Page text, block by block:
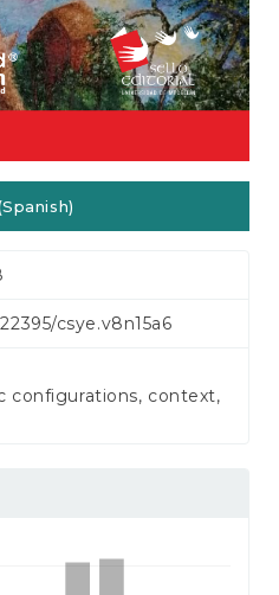
csye.v8n15a6
configurations, context,